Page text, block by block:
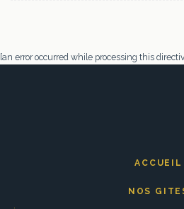
[an error occurred while processing this
ACCUEIL
NOS